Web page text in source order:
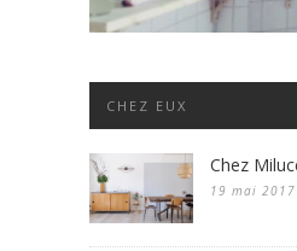
CHEZ EUX
Chez
19 mai 2017